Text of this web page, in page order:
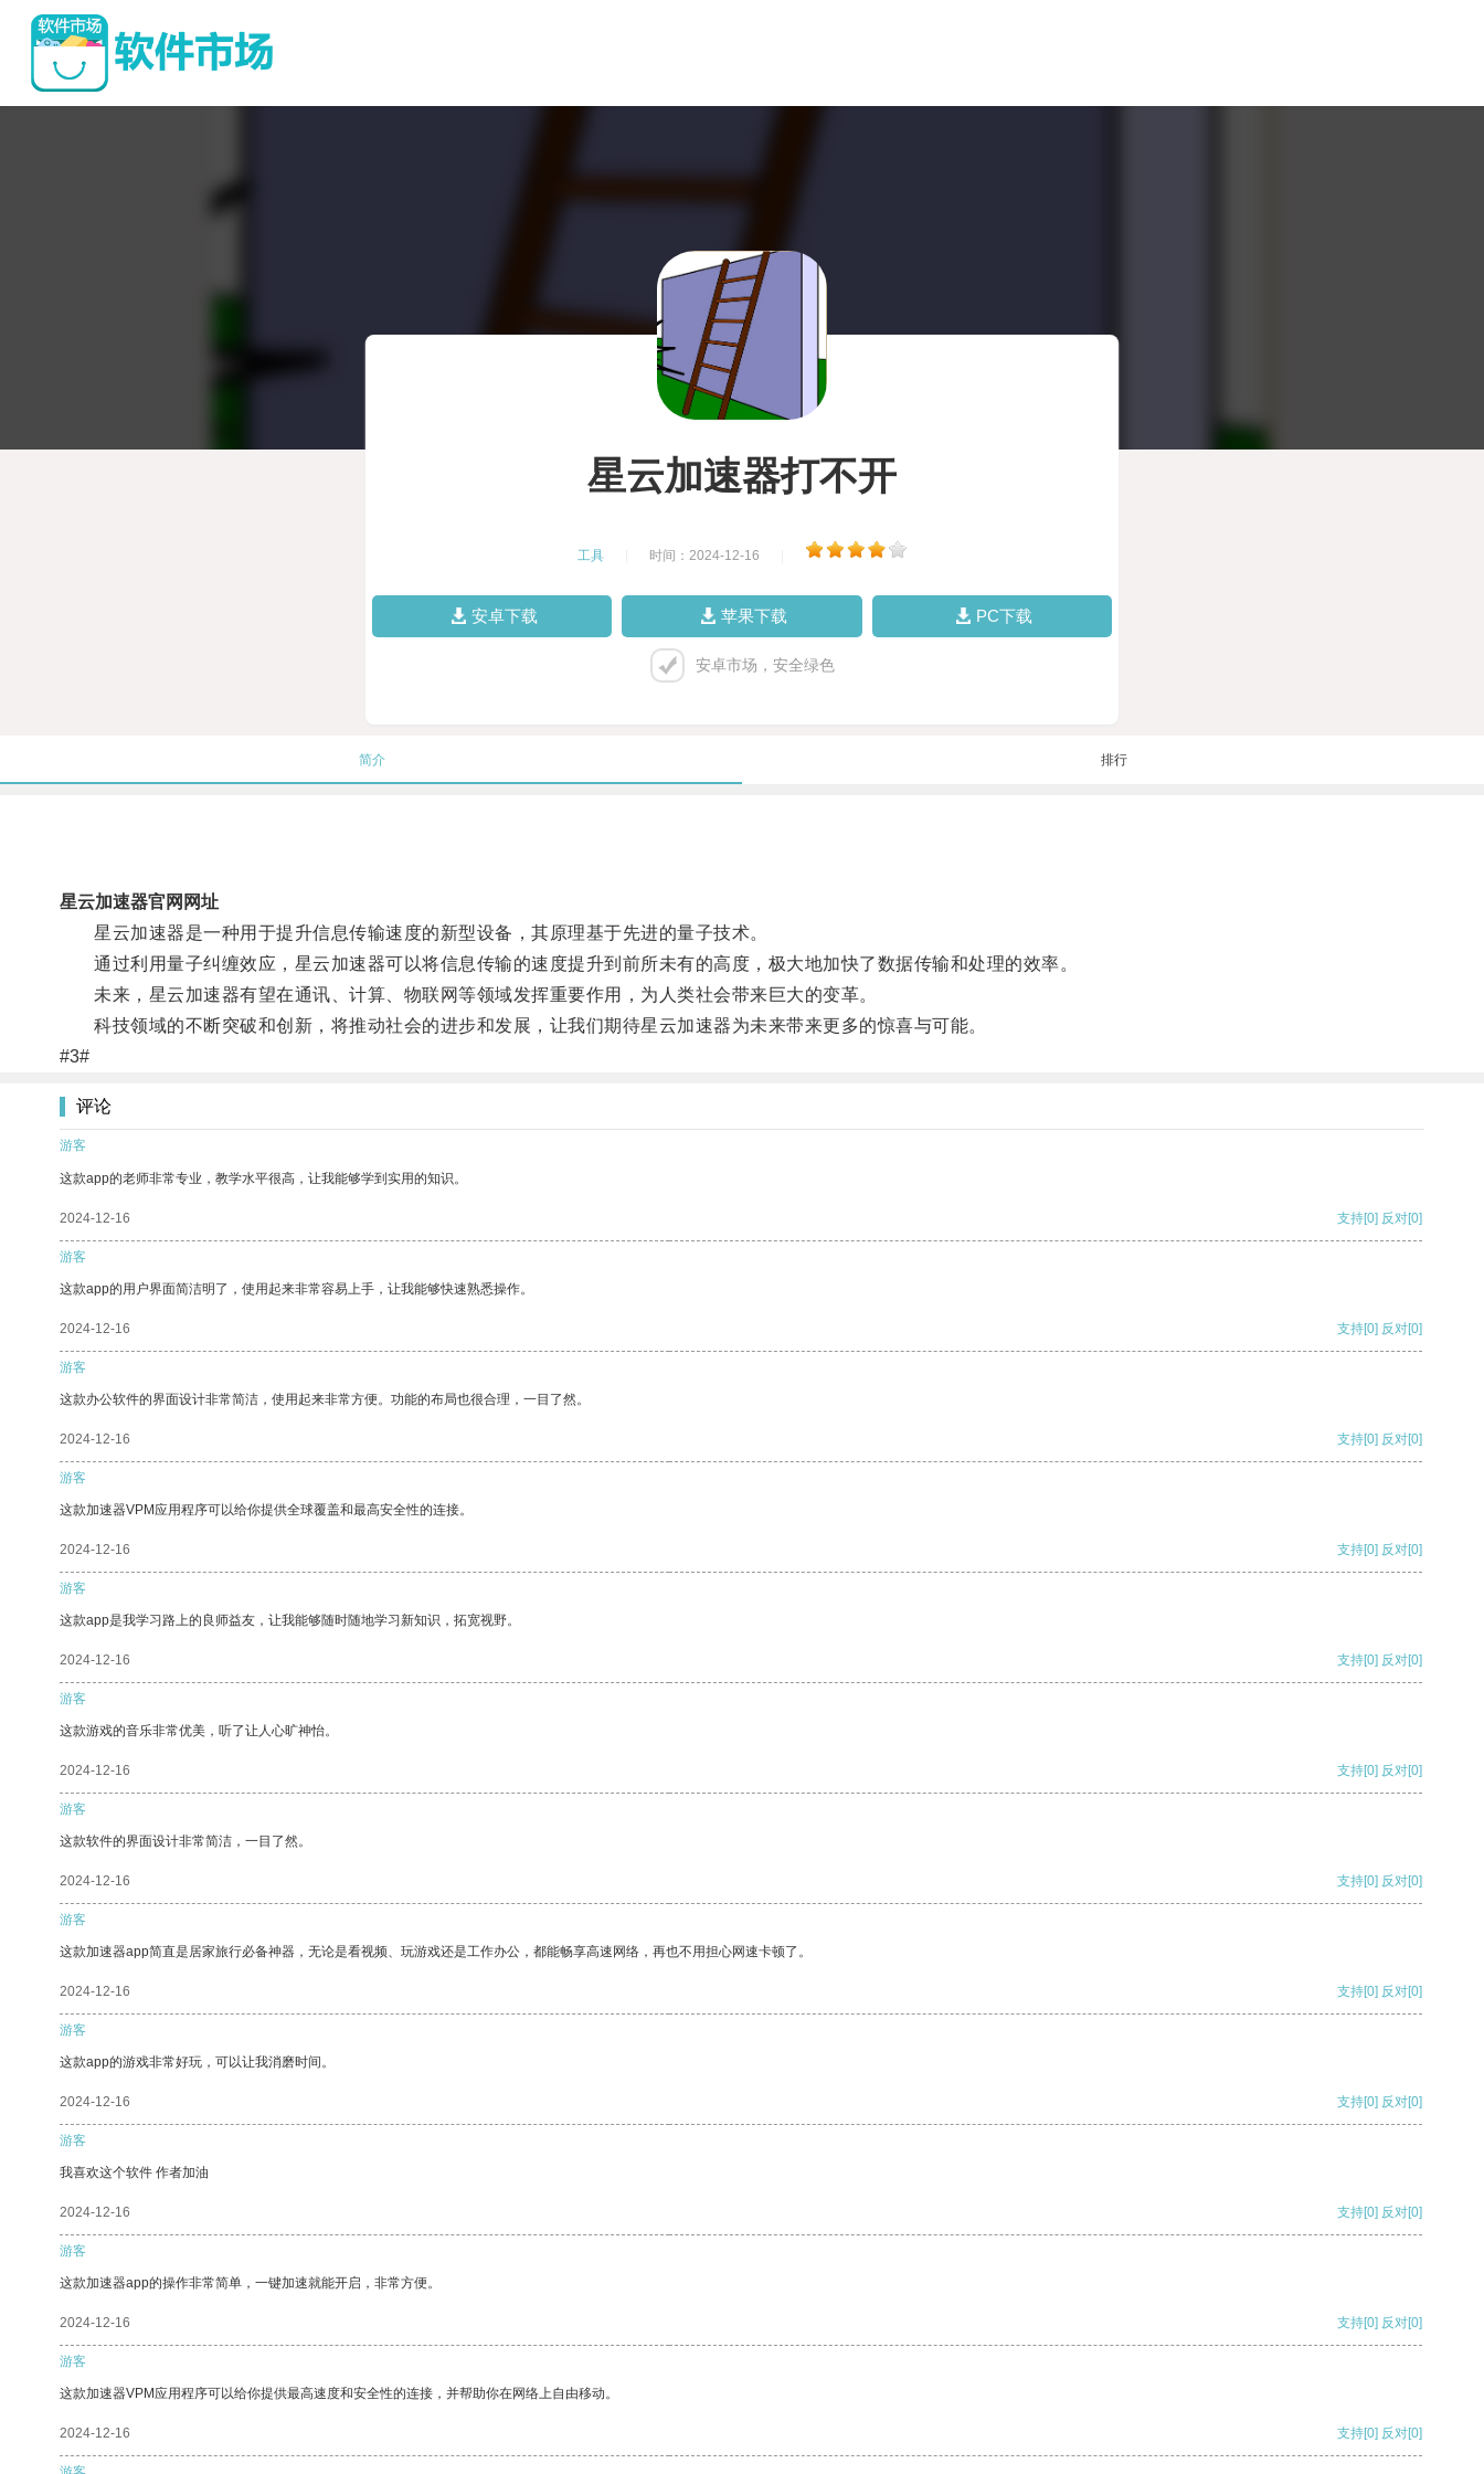
星云加速器打不开
工具 时间：2024-12-16
安卓下载 苹果下载 PC下载
安卓市场，安全绿色
简介 排行
星云加速器官网网址
星云加速器是一种用于提升信息传输速度的新型设备，其原理基于先进的量子技术。
通过利用量子纠缠效应，星云加速器可以将信息传输的速度提升到前所未有的高度，极大地加快了数据传输和处理的效率。
未来，星云加速器有望在通讯、计算、物联网等领域发挥重要作用，为人类社会带来巨大的变革。
科技领域的不断突破和创新，将推动社会的进步和发展，让我们期待星云加速器为未来带来更多的惊喜与可能。
#3#
评论
游客
这款app的老师非常专业，教学水平很高，让我能够学到实用的知识。
2024-12-16 支持[0] 反对[0]
游客
这款app的用户界面简洁明了，使用起来非常容易上手，让我能够快速熟悉操作。
2024-12-16 支持[0] 反对[0]
游客
这款办公软件的界面设计非常简洁，使用起来非常方便。功能的布局也很合理，一目了然。
2024-12-16 支持[0] 反对[0]
游客
这款加速器VPM应用程序可以给你提供全球覆盖和最高安全性的连接。
2024-12-16 支持[0] 反对[0]
游客
这款app是我学习路上的良师益友，让我能够随时随地学习新知识，拓宽视野。
2024-12-16 支持[0] 反对[0]
游客
这款游戏的音乐非常优美，听了让人心旷神怡。
2024-12-16 支持[0] 反对[0]
游客
这款软件的界面设计非常简洁，一目了然。
2024-12-16 支持[0] 反对[0]
游客
这款加速器app简直是居家旅行必备神器，无论是看视频、玩游戏还是工作办公，都能畅享高速网络，再也不用担心网速卡顿了。
2024-12-16 支持[0] 反对[0]
游客
这款app的游戏非常好玩，可以让我消磨时间。
2024-12-16 支持[0] 反对[0]
游客
我喜欢这个软件 作者加油
2024-12-16 支持[0] 反对[0]
游客
这款加速器app的操作非常简单，一键加速就能开启，非常方便。
2024-12-16 支持[0] 反对[0]
游客
这款加速器VPM应用程序可以给你提供最高速度和安全性的连接，并帮助你在网络上自由移动。
2024-12-16 支持[0] 反对[0]